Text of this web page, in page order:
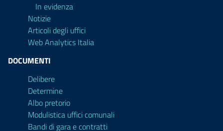
In evidenza
Notizie
Articoli degli uffici
Web Analytics Italia
DOCUMENTI
Delibere
Determine
Albo pretorio
Modulistica uffici comunali
Bandi di gara e contratti